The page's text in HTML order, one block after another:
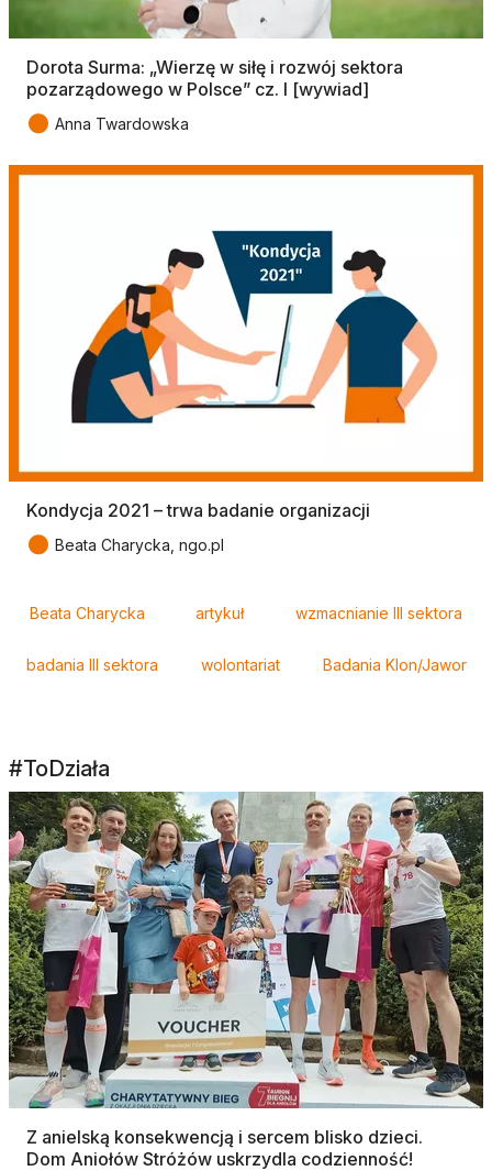
Dorota Surma: „Wierzę w siłę i rozwój sektora
pozarządowego w Polsce” cz. I [wywiad]
● Anna Twardowska
Kondycja 2021 – trwa badanie organizacji
● Beata Charycka, ngo.pl
Beata Charycka artykuł wzmacnianie III sektora
badania III sektora wolontariat Badania Klon/Jawor
#ToDziała
Z anielską konsekwencją i sercem blisko dzieci.
Dom Aniołów Stróżów uskrzydla codzienność!